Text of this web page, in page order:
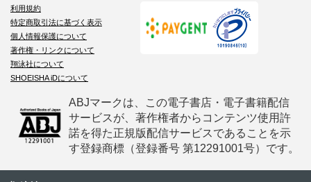
利用規約
特定商取引法に基づく表示
個人情報保護について
著作権・リンクについて
翔泳社について
SHOEISHA iDについて
ABJマークは、この電子書店・電子書籍配信
サービスが、著作権者からコンテンツ使用許
諾を得た正規版配信サービスであることを示
す登録商標（登録番号 第12291001号）です。